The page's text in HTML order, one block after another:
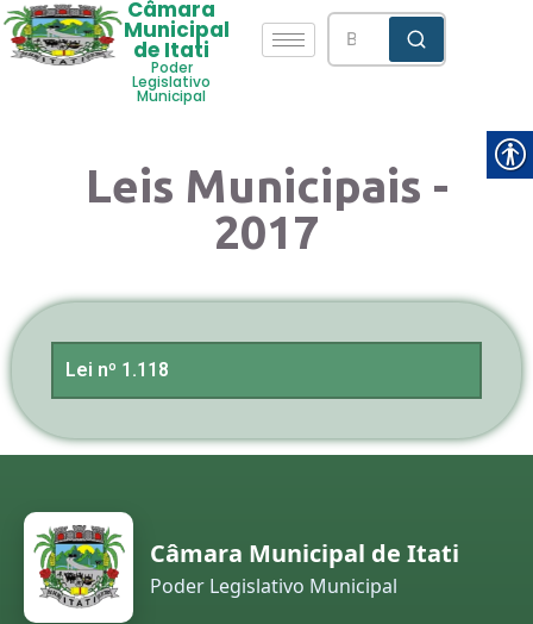
Câmara
Municipal
de Itati
Poder
Legislativo
Municipal
Leis Municipais -
2017
Lei nº 1.118
Câmara Municipal de Itati
Poder Legislativo Municipal